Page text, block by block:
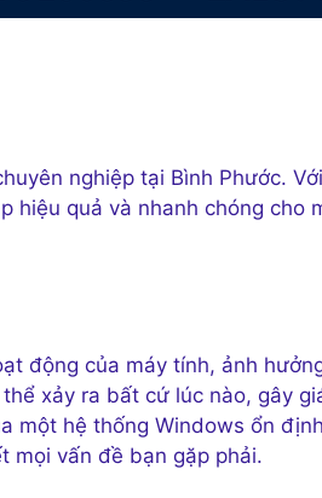
nghiệp tại Bình Phước.
hiệu quả và nhanh chóng cho
động của máy tính, ảnh
xảy ra bất cứ lúc nào, gây
một hệ thống Windows ổn
mọi vấn đề bạn gặp phải.